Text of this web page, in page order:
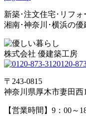
新築･注文住宅･リフ
湘南･神奈川･横浜の優
株式会社 優建築工房
0120-
〒243-0815
神奈川県厚木市妻田西
【営業時間】9：00～